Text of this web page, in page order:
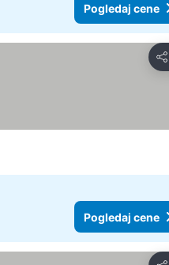
Pogledaj cene
Deli
Pogledaj cene